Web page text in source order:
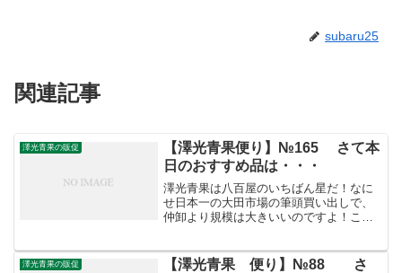
subaru25
関連記事
澤光青果の販促
【澤光青果便り】№165 さて本
日のおすすめ品は・・・
澤光青果は八百屋のいちばん星だ！なに
せ日本一の大田市場の筆頭買い出しで、
仲卸より規模は大きいいのですよ！こう
光青果便り】...
澤光青果の販促
【澤光青果 便り】№88 さ